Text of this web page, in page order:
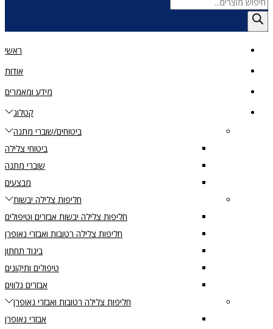
search
ראשי
אודות
מידע ומאמרים
קטלוג
ביטוחים/שוברי מתנה
ביטוחי צלילה
שוברי מתנה
מבצעים
חליפות צלילה יבשות
חליפות צלילה יבשות אבזרים וטיפולים
חליפות צלילה רטובות ואבזרי נאופרן
ביגוד תחתון
טיפולים ותיקונים
אבזרים נלווים
חליפות צלילה רטובות ואבזרי נאופרן
אבזרי נאופרן